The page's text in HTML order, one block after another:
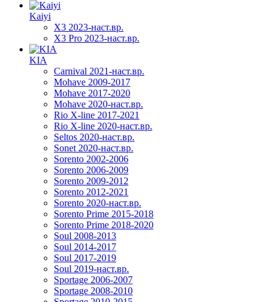
Kaiyi
X3 2023-наст.вр.
X3 Pro 2023-наст.вр.
KIA
Carnival 2021-наст.вр.
Mohave 2009-2017
Mohave 2017-2020
Mohave 2020-наст.вр.
Rio X-line 2017-2021
Rio X-line 2020-наст.вр.
Seltos 2020-наст.вр.
Sonet 2020-наст.вр.
Sorento 2002-2006
Sorento 2006-2009
Sorento 2009-2012
Sorento 2012-2021
Sorento 2020-наст.вр.
Sorento Prime 2015-2018
Sorento Prime 2018-2020
Soul 2008-2013
Soul 2014-2017
Soul 2017-2019
Soul 2019-наст.вр.
Sportage 2006-2007
Sportage 2008-2010